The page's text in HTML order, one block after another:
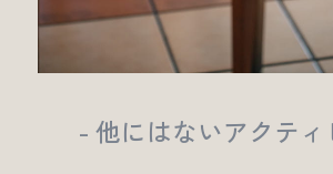
- 他にはないアクテ